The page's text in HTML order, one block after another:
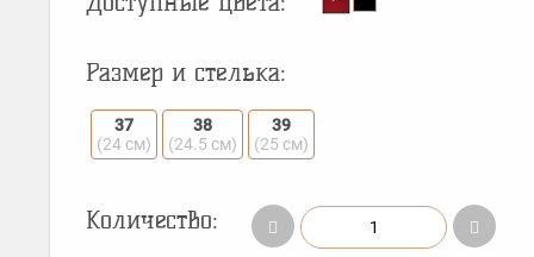
Размер и стелька:
37
(24 см)
38
(24.5 см)
39
(25 см)
Количество: